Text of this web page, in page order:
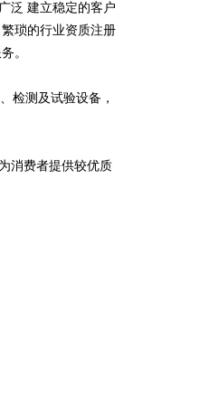
泛 建立稳定的客户
琐的行业资质注册
。
检测及试验设备，
消费者提供较优质